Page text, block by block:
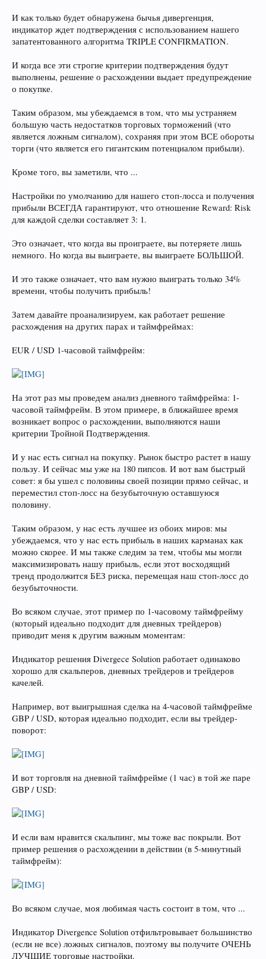
И как только будет обнаружена бычья дивергенция,
индикатор ждет подтверждения с использованием нашего
запатентованного алгоритма TRIPLE CONFIRMATION.
И когда все эти строгие критерии подтверждения будут
выполнены, решение о расхождении выдает предупреждение
о покупке.
Таким образом, мы убеждаемся в том, что мы устраняем
большую часть недостатков торговых торможений (что
является ложным сигналом), сохраняя при этом ВСЕ обороты
торги (что является его гигантским потенциалом прибыли).
Кроме того, вы заметили, что ...
Настройки по умолчанию для нашего стоп-лосса и получения
прибыли ВСЕГДА гарантируют, что отношение Reward: Risk
для каждой сделки составляет 3: 1.
Это означает, что когда вы проиграете, вы потеряете лишь
немного. Но когда вы выиграете, вы выиграете БОЛЬШОЙ.
И это также означает, что вам нужно выиграть только 34%
времени, чтобы получить прибыль!
Затем давайте проанализируем, как работает решение
расхождения на других парах и таймфреймах:
EUR / USD 1-часовой таймфрейм:
На этот раз мы проведем анализ дневного таймфрейма: 1-
часовой таймфрейм. В этом примере, в ближайшее время
возникает вопрос о расхождении, выполняются наши
критерии Тройной Подтверждения.
И у нас есть сигнал на покупку. Рынок быстро растет в нашу
пользу. И сейчас мы уже на 180 пипсов. И вот вам быстрый
совет: я бы ушел с половины своей позиции прямо сейчас, и
переместил стоп-лосс на безубыточную оставшуюся
половину.
Таким образом, у нас есть лучшее из обоих миров: мы
убеждаемся, что у нас есть прибыль в наших карманах как
можно скорее. И мы также следим за тем, чтобы мы могли
максимизировать нашу прибыль, если этот восходящий
тренд продолжится БЕЗ риска, перемещая наш стоп-лосс до
безубыточности.
Во всяком случае, этот пример по 1-часовому таймфрейму
(который идеально подходит для дневных трейдеров)
приводит меня к другим важным моментам:
Индикатор решения Divergece Solution работает одинаково
хорошо для скальперов, дневных трейдеров и трейдеров
качелей.
Например, вот выигрышная сделка на 4-часовой таймфрейме
GBP / USD, которая идеально подходит, если вы трейдер-
поворот:
И вот торговля на дневной таймфрейме (1 час) в той же паре
GBP / USD:
И если вам нравится скальпинг, мы тоже вас покрыли. Вот
пример решения о расхождении в действии (в 5-минутный
таймфрейм):
Во всяком случае, моя любимая часть состоит в том, что ...
Индикатор Divergence Solution отфильтровывает большинство
(если не все) ложных сигналов, поэтому вы получите ОЧЕНЬ
ЛУЧШИЕ торговые настройки.